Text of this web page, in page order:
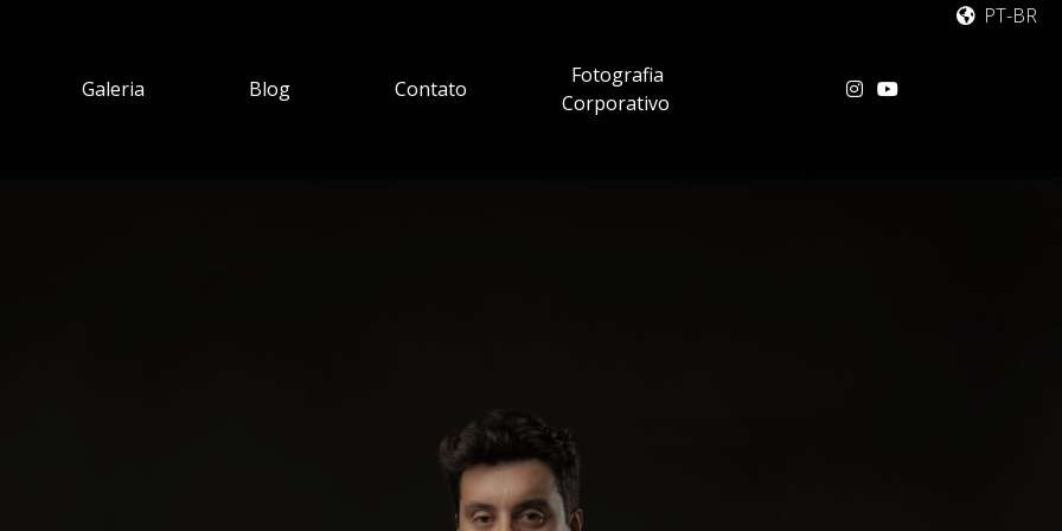
Galeria Blog Contato
Fotografia
Corporativo
PT-BR